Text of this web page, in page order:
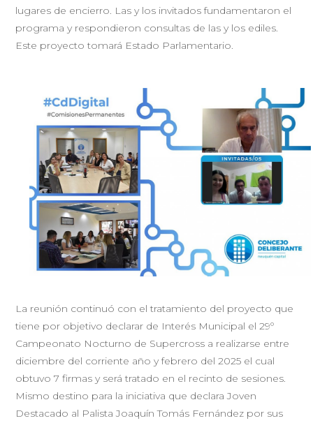
lugares de encierro. Las y los invitados fundamentaron el
programa y respondieron consultas de las y los ediles.
Este proyecto tomará Estado Parlamentario.
La reunión continuó con el tratamiento del proyecto que
tiene por objetivo declarar de Interés Municipal el 29º
Campeonato Nocturno de Supercross a realizarse entre
diciembre del corriente año y febrero del 2025 el cual
obtuvo 7 firmas y será tratado en el recinto de sesiones.
Mismo destino para la iniciativa que declara Joven
Destacado al Palista Joaquín Tomás Fernández por sus